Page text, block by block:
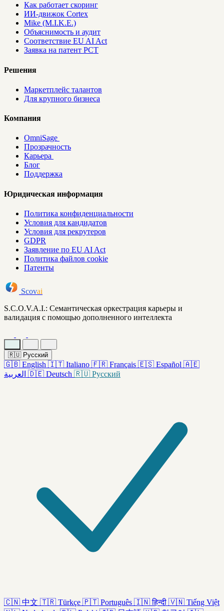
Как работает скоринг
ИИ-движок Cortex
Mike (M.I.K.E.)
Объяснимость и аудит
Соответствие EU AI Act
Заявка на патент PCT
Решения
Маркетплейс талантов
Для крупного бизнеса
Компания
OmniSage
Прозрачность
Карьера
Блог
Поддержка
Юридическая информация
Политика конфиденциальности
Условия для кандидатов
Условия для рекрутеров
GDPR
Заявление по EU AI Act
Политика файлов cookie
Патенты
Scovai
S.C.O.V.A.I.: Семантическая оркестрация карьеры и
валидация с помощью дополненного интеллекта
🇷🇺 Русский
🇬🇧 English 🇮🇹 Italiano 🇫🇷 Français 🇪🇸 Español 🇦🇪
العربية 🇩🇪 Deutsch 🇷🇺 Русский
🇨🇳 中文 🇹🇷 Türkçe 🇵🇹 Português 🇮🇳 हिन्दी 🇻🇳 Tiếng Việt